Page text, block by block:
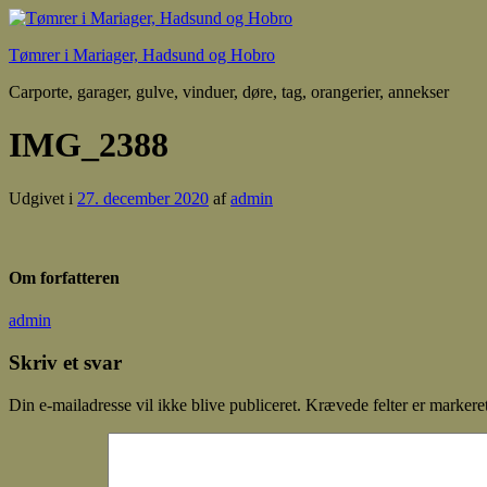
Tømrer i Mariager, Hadsund og Hobro
Carporte, garager, gulve, vinduer, døre, tag, orangerier, annekser
IMG_2388
Udgivet i 27. december 2020 afadmin
Om forfatteren
admin
Skriv et svar
Din e-mailadresse vil ikke blive publiceret. Krævede felter er